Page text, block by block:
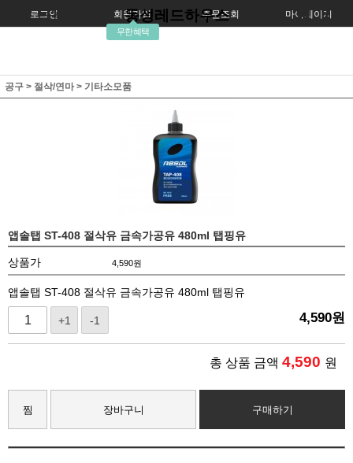
로그인 회원가입
무한혜택
주문조회 마이페이지
동성레드하우스
공구 > 절삭/연마> 기타소모품
앱솔탭 ST-408 절삭유 금속가공유 480ml 탭핑유
상품가 4,590원
앱솔탭 ST-408 절삭유 금속가공유 480ml 탭핑유
+1 -1 4,590원
총 상품 금액 4,590 원
찜 장바구니 구매하기